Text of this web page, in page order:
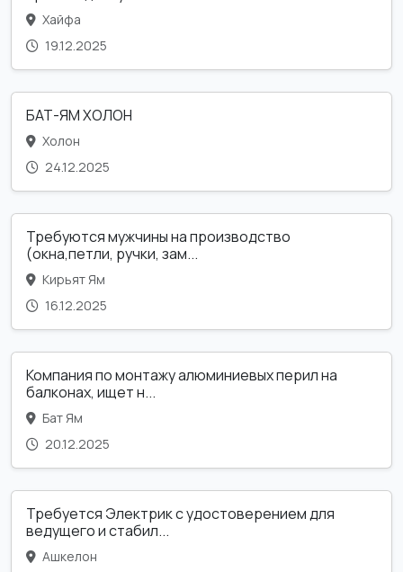
Хайфа
19.12.2025
БАТ-ЯМ ХОЛОН
Холон
24.12.2025
Требуются мужчины на производство
(окна,петли, ручки, зам...
Кирьят Ям
16.12.2025
Компания по монтажу алюминиевых перил на
балконах, ищет н...
Бат Ям
20.12.2025
Требуется Электрик с удостоверением для
ведущего и стабил...
Ашкелон